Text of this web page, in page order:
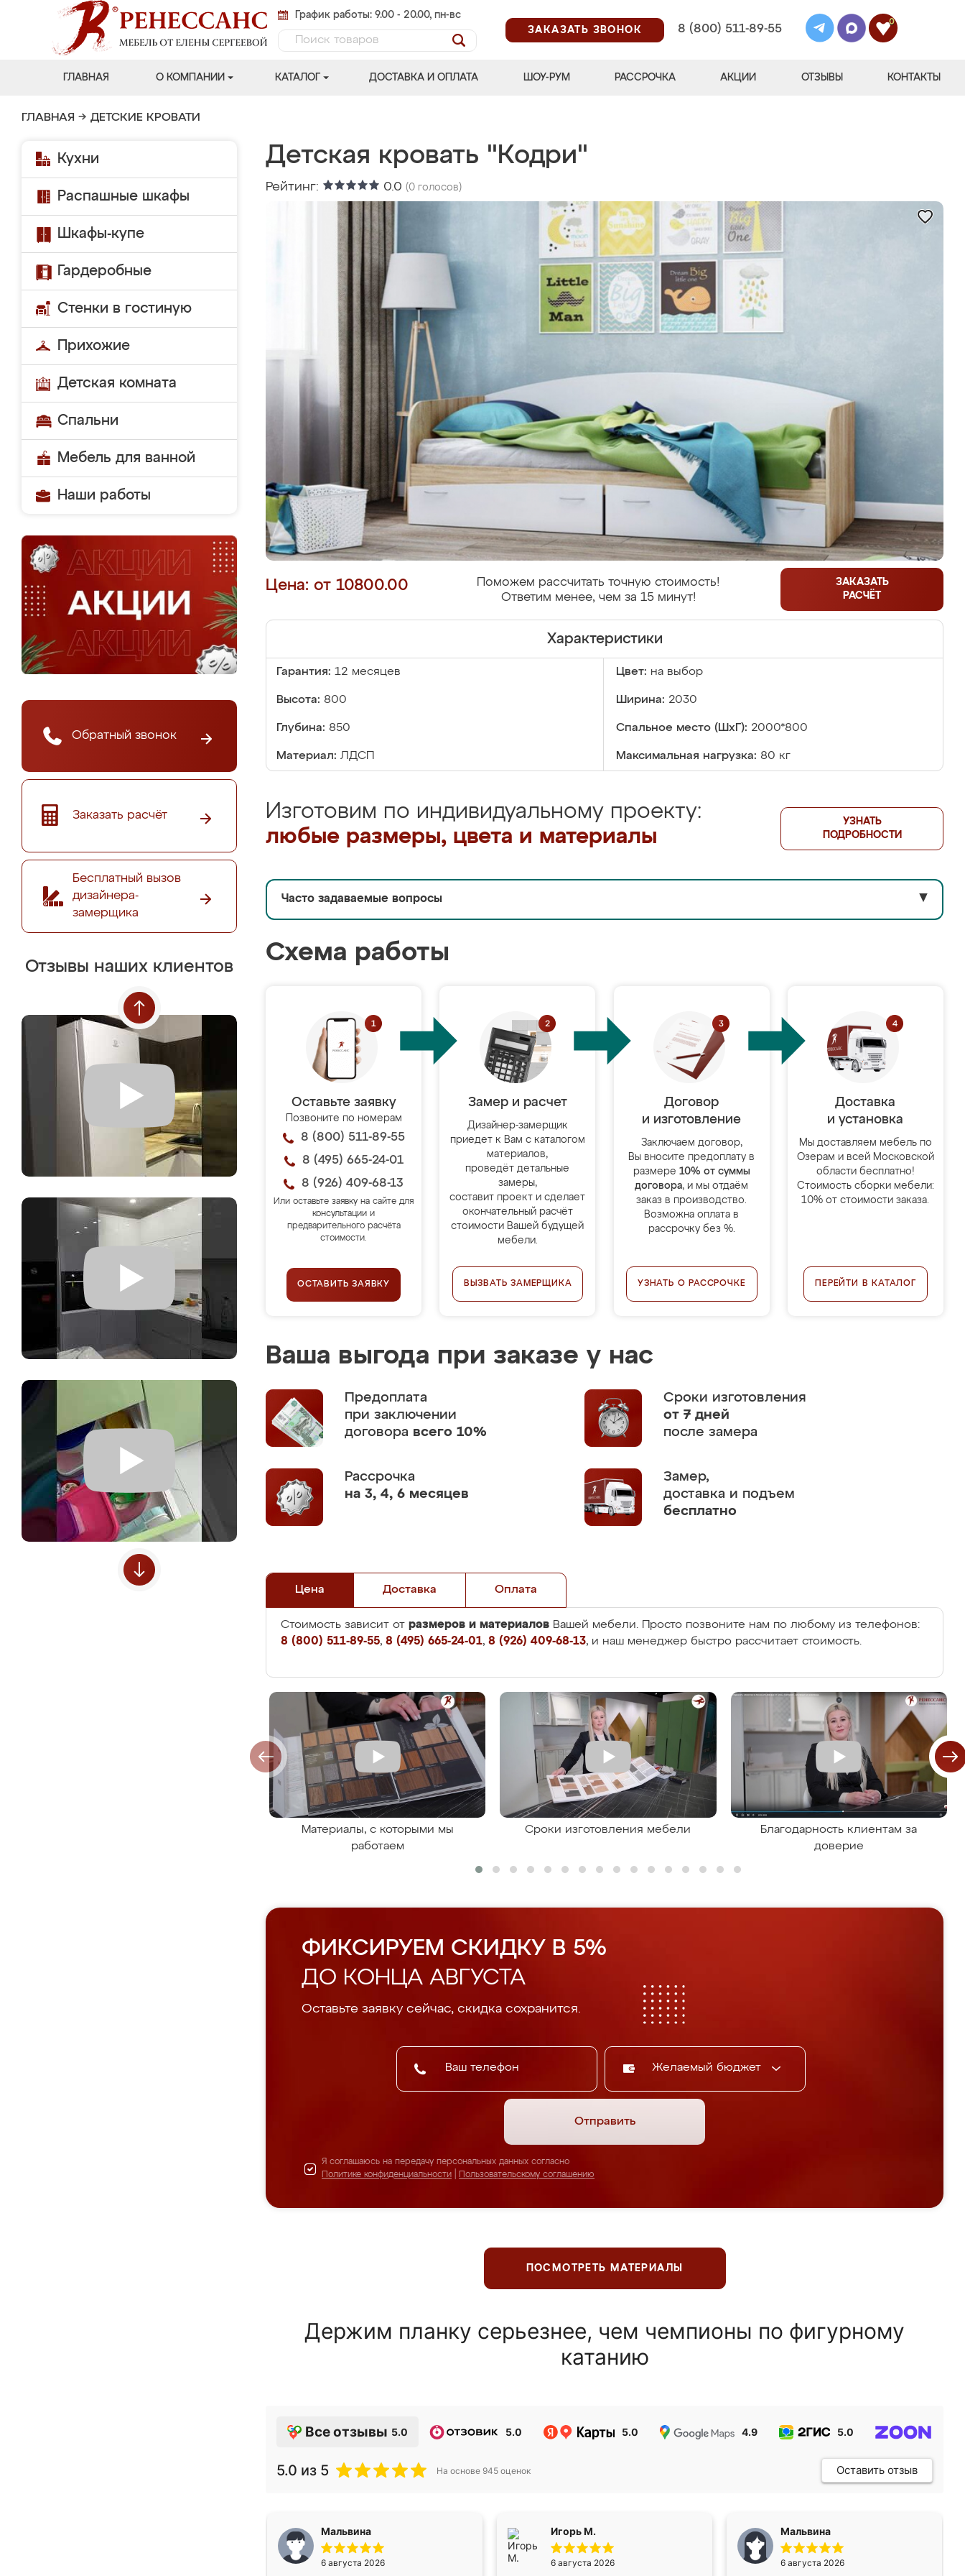
График работы: 9.00 - 20.00, пн-вс
ЗАКАЗАТЬ ЗВОНОК
8 (800) 511-89-55
0
ГЛАВНАЯ О КОМПАНИИ КАТАЛОГ ДОСТАВКА И ОПЛАТА ШОУ-РУМ РАССРОЧКА АКЦИИ ОТЗЫВЫ КОНТАКТЫ
ГЛАВНАЯ → ДЕТСКИЕ КРОВАТИ
Кухни
Распашные шкафы
Шкафы-купе
Гардеробные
Стенки в гостиную
Прихожие
Детская комната
Спальни
Мебель для ванной
Наши работы
Обратный звонок
Заказать расчёт
Бесплатный вызов
дизайнера-
замерщика
Отзывы наших клиентов
Детская кровать "Кодри"
Рейтинг: 0.0 (0 голосов)
Цена: от 10800.00
Поможем рассчитать точную стоимость!
Ответим менее, чем за 15 минут!
ЗАКАЗАТЬ
РАСЧЁТ
Характеристики
Гарантия: 12 месяцев Цвет: на выбор
Высота: 800 Ширина: 2030
Глубина: 850 Спальное место (ШхГ): 2000*800
Материал: ЛДСП Максимальная нагрузка: 80 кг
Изготовим по индивидуальному проекту:
любые размеры, цвета и материалы
УЗНАТЬ
ПОДРОБНОСТИ
Часто задаваемые вопросы ▼
Схема работы
Оставьте заявку
Позвоните по номерам
8 (800) 511-89-55
8 (495) 665-24-01
8 (926) 409-68-13
Или оставьте заявку на сайте для
консультации и
предварительного расчёта
стоимости.
ОСТАВИТЬ ЗАЯВКУ
Замер и расчет
Дизайнер-замерщик
приедет к Вам с каталогом
материалов,
проведёт детальные
замеры,
составит проект и сделает
окончательный расчёт
стоимости Вашей будущей
мебели.
ВЫЗВАТЬ ЗАМЕРЩИКА
Договор
и изготовление
Заключаем договор,
Вы вносите предоплату в
размере 10% от суммы
договора, и мы отдаём
заказ в производство.
Возможна оплата в
рассрочку без %.
УЗНАТЬ О РАССРОЧКЕ
Доставка
и установка
Мы доставляем мебель по
Озерам и всей Московской
области бесплатно!
Стоимость сборки мебели:
10% от стоимости заказа.
ПЕРЕЙТИ В КАТАЛОГ
Ваша выгода при заказе у нас
Предоплата
при заключении
договора всего 10%
Сроки изготовления
от 7 дней
после замера
Рассрочка
на 3, 4, 6 месяцев
Замер,
доставка и подъем
бесплатно
Цена Доставка Оплата
Стоимость зависит от размеров и материалов Вашей мебели. Просто позвоните нам по любому из телефонов:
8 (800) 511-89-55, 8 (495) 665-24-01, 8 (926) 409-68-13, и наш менеджер быстро рассчитает стоимость.
Материалы, с которыми мы
работаем
Сроки изготовления мебели
Благодарность клиентам за
доверие
ФИКСИРУЕМ СКИДКУ В 5%
ДО КОНЦА АВГУСТА
Оставьте заявку сейчас, скидка сохранится.
Желаемый бюджет
Отправить
Я соглашаюсь на передачу персональных данных согласно
Политике конфиденциальности
Пользовательскому соглашению
ПОСМОТРЕТЬ МАТЕРИАЛЫ
Держим планку серьезнее, чем чемпионы по фигурному
катанию
Все отзывы 5.0 5.0 5.0 4.9 5.0
5.0 из 5 На основе 945 оценок Оставить отзыв
Мальвина
6 августа 2026
Игорь М.
6 августа 2026
Мальвина
6 августа 2026